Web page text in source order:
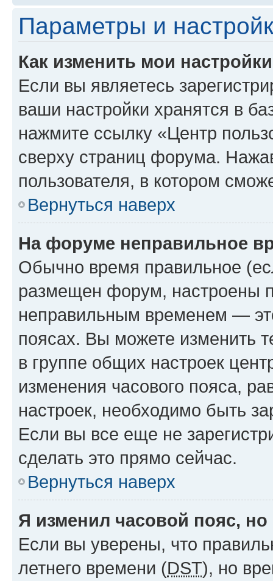
Параметры и
Как изменить мои
Если вы являетесь
ваши настройки хранятся в
нажмите ссылку «Центр
сверху страниц форума.
пользователя, в котором
Вернуться наверх
На форуме неправильное
Обычно время правильное
размещен форум, настроены
неправильным временем —
поясах. Вы можете изменить
в группе общих настроек
изменения часового пояса,
настроек, необходимо быть
Если вы все еще не
сделать это прямо сейчас.
Вернуться наверх
Я изменил часовой пояс,
Если вы уверены, что
летнего времени (DST), но